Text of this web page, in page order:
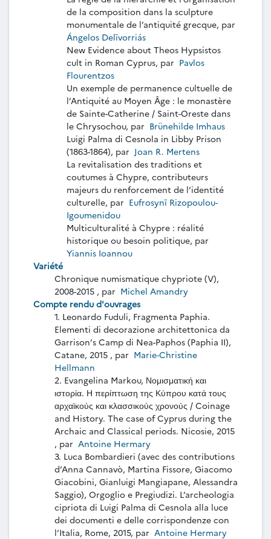
de la composition dans la sculpture
monumentale de l’antiquité grecque, par
Ángelos Delīvorriás
New Evidence about Theos Hypsistos
cult in Roman Cyprus, par Pavlos
Flourentzos
Un exemple de permanence cultuelle de
l’Antiquité au Moyen Âge : le monastère
de Sainte-Catherine / Saint-Oreste dans
le Chrysochou, par Brünehilde Imhaus
Luigi Palma di Cesnola in Libby Prison
(1863-1864), par Joan R. Mertens
La revitalisation des traditions et
coutumes à Chypre, contributeurs
majeurs du renforcement de l’identité
culturelle, par Eufrosynī Rizopoulou-
Igoumenidou
Multiculturalité à Chypre : réalité
historique ou besoin politique, par
Yiannis Ioannou
Variété
Chronique numismatique chypriote (V),
2008-2015 , par Michel Amandry
Compte rendu d'ouvrages
1. Leonardo Fuduli, Fragmenta Paphia.
Elementi di decorazione architettonica da
Garrison’s Camp di Nea-Paphos (Paphia II),
Catane, 2015 , par Marie-Christine
Hellmann
2. Evangelina Markou, Νομισματική και
ιστορία. Η περίπτωση της Κύπρου κατά τους
αρχαϊκούς και κλασσικούς χρονούς / Coinage
and History. The case of Cyprus during the
Archaic and Classical periods. Nicosie, 2015
, par Antoine Hermary
3. Luca Bombardieri (avec des contributions
d’Anna Cannavò, Martina Fissore, Giacomo
Giacobini, Gianluigi Mangiapane, Alessandra
Saggio), Orgoglio e Pregiudizi. L’archeologia
cipriota di Luigi Palma di Cesnola alla luce
dei documenti e delle corrispondenze con
l’Italia, Rome, 2015, par Antoine Hermary